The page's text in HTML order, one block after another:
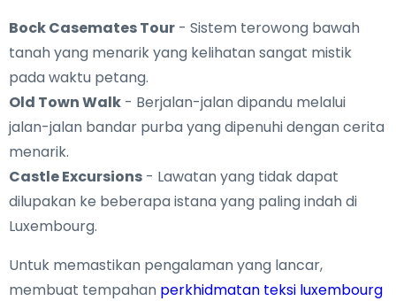
Bock Casemates Tour - Sistem terowong bawah
tanah yang menarik yang kelihatan sangat mistik
pada waktu petang.
Old Town Walk - Berjalan-jalan dipandu melalui
jalan-jalan bandar purba yang dipenuhi dengan cerita
menarik.
Castle Excursions - Lawatan yang tidak dapat
dilupakan ke beberapa istana yang paling indah di
Luxembourg.
Untuk memastikan pengalaman yang lancar,
membuat tempahan perkhidmatan teksi luxembourg